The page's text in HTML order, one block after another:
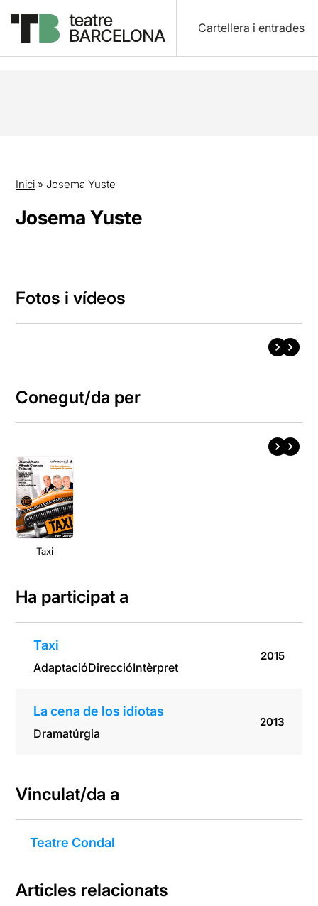
Cartellera i entrades
Inici » Josema Yuste
Josema Yuste
Fotos i vídeos
Conegut/da per
Taxi
Ha participat a
Taxi
AdaptacióDireccióIntèrpret
2015
La cena de los idiotas
Dramatúrgia
2013
Vinculat/da a
Teatre Condal
Articles relacionats